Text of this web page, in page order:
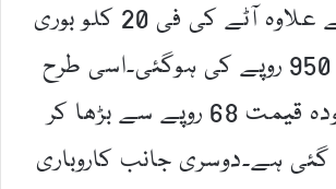
ہوگئی۔ اس کے علاوہ آٹے کی فی 20 کلو بوری
800 روپے سے 950 روپے کی ہوگئی۔اسی طرح
چینی کی موجودہ قیمت 68 روپے سے بڑھا کر
گئی ہے۔دوسری جانب کاروباری